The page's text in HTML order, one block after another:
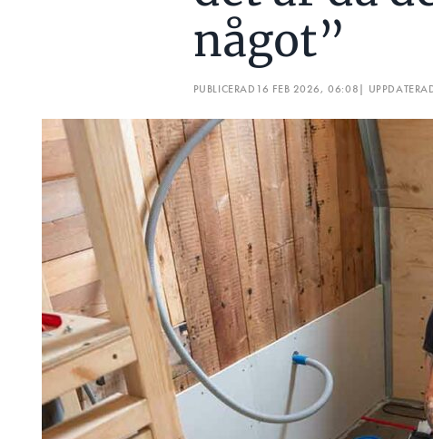
Om tidningen
Kontakt
Personuppgifter
Search for:
SEARCH
något”
PUBLICERAD 16 FEB 2026, 06:08|